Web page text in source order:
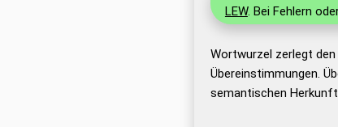
LEW. Bei Fehlern
Wortwurzel zerlegt
Übereinstimmungen.
semantischen